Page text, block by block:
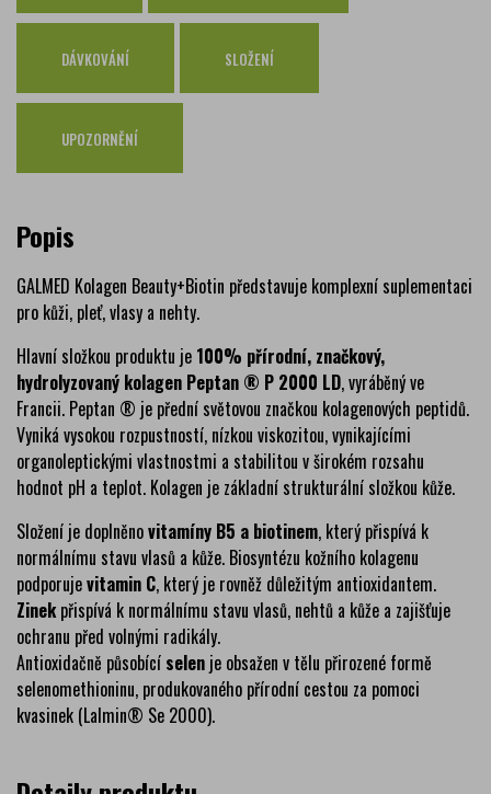
Česká pošta
zdarma
PPL
GLS
zdarma
DÁVKOVÁNÍ SLOŽENÍ
UPOZORNĚNÍ
Popis
GALMED Kolagen Beauty+Biotin představuje komplexní suplementaci
pro kůži, pleť, vlasy a nehty.
Hlavní složkou produktu je 100% přírodní, značkový,
hydrolyzovaný kolagen Peptan ® P 2000 LD, vyráběný ve
Francii. Peptan ® je přední světovou značkou kolagenových peptidů.
Vyniká vysokou rozpustností, nízkou viskozitou, vynikajícími
organoleptickými vlastnostmi a stabilitou v širokém rozsahu
hodnot pH a teplot. Kolagen je základní strukturální složkou kůže.
Složení je doplněnovitamíny B5 a biotinem, který přispívá k
normálnímu stavu vlasů a kůže. Biosyntézu kožního kolagenu
podporujevitamin C, který je rovněž důležitým antioxidantem.
Zinekpřispívá k normálnímu stavu vlasů, nehtů a kůže a zajišťuje
ochranu před volnými radikály.
Antioxidačně působící selen je obsažen v tělu přirozené formě
selenomethioninu, produkovaného přírodní cestou za pomoci
kvasinek (Lalmin® Se 2000).